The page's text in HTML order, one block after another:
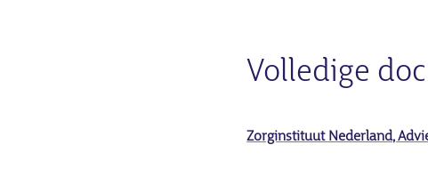
Volledige
Zorginstituut Nederland,